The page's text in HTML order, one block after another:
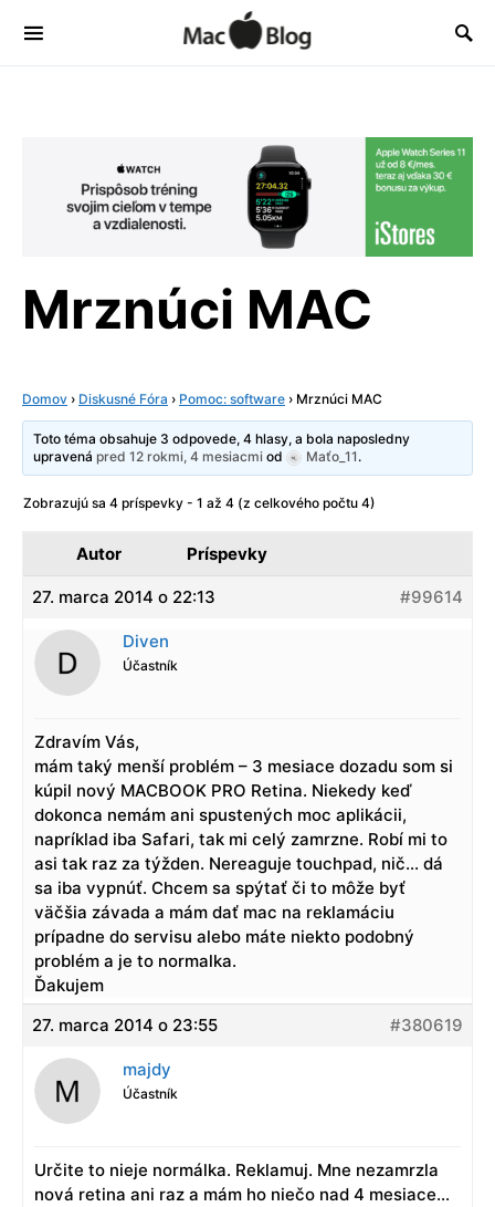
Mrznúci MAC
Domov › Diskusné Fóra › Pomoc: software › Mrznúci MAC
Toto téma obsahuje 3 odpovede, 4 hlasy, a bola naposledny
upravenápred 12 rokmi, 4 mesiacmi od Maťo_11.
Zobrazujú sa 4 príspevky - 1 až 4 (z celkového počtu 4)
Autor Príspevky
27. marca 2014 o 22:13 #99614
Diven
Účastník
Zdravím Vás,
mám taký menší problém – 3 mesiace dozadu som si
kúpil nový MACBOOK PRO Retina. Niekedy keď
dokonca nemám ani spustených moc aplikácii,
napríklad iba Safari, tak mi celý zamrzne. Robí mi to
asi tak raz za týžden. Nereaguje touchpad, nič… dá
sa iba vypnúť. Chcem sa spýtať či to môže byť
väčšia závada a mám dať mac na reklamáciu
prípadne do servisu alebo máte niekto podobný
problém a je to normalka.
Ďakujem
27. marca 2014 o 23:55
#380619
majdy
Účastník
Určite to nieje normálka. Reklamuj. Mne nezamrzla
nová retina ani raz a mám ho niečo nad 4 mesiace…